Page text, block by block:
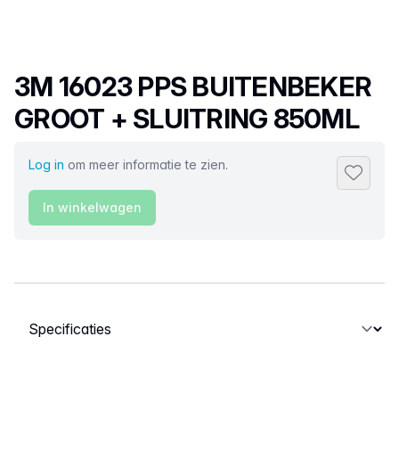
Productnaam
3M 16023 PPS BUITENBEKER
GROOT + SLUITRING 850ML
Log in om meer informatie te zien.
In winkelwagen
Selecteer een tabblad